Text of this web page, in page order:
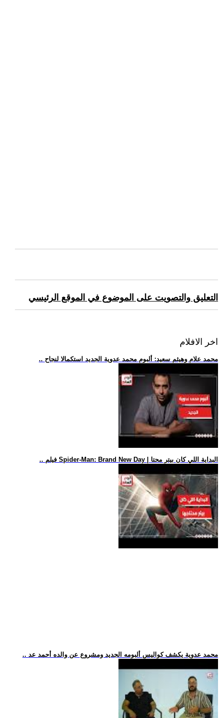
التعليق والتصويت على الموضوع في الموقع الرئيسي
اخر الافلام
.. محمد علام وهيثم سعيد: ألبوم محمد عدوية الجديد استكمالا لنجاح
.. فيلم Spider-Man: Brand New Day | البداية اللي كان بيتر محتا
.. محمد عدوية يكشف كواليس ألبومه الجديد ومشروع عن والده أحمد عد